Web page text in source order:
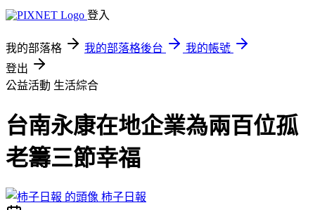
登入
我的部落格 我的部落格後台
我的帳號
登出
公益活動 生活綜合
台南永康在地企業為兩百位孤
老籌三節幸福
柿子日報